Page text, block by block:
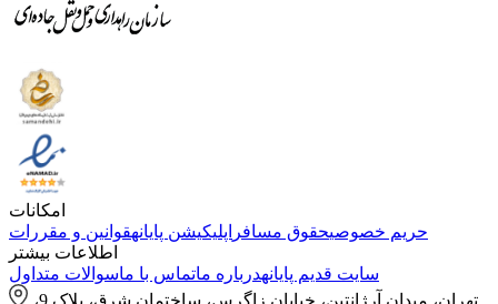
امکانات
حریم خصوصیحقوق مسافر اپلیکیشن پایانهقوانین و مقررات
اطلاعات بیشتر
سایت قدیم پایانهدرباره ماتماس با ماسوالات متداول